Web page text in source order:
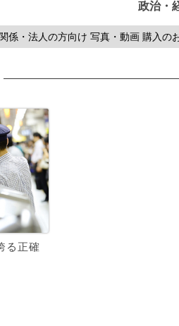
政治・
係・法人の方向け 写真・動画 購入の
る正確